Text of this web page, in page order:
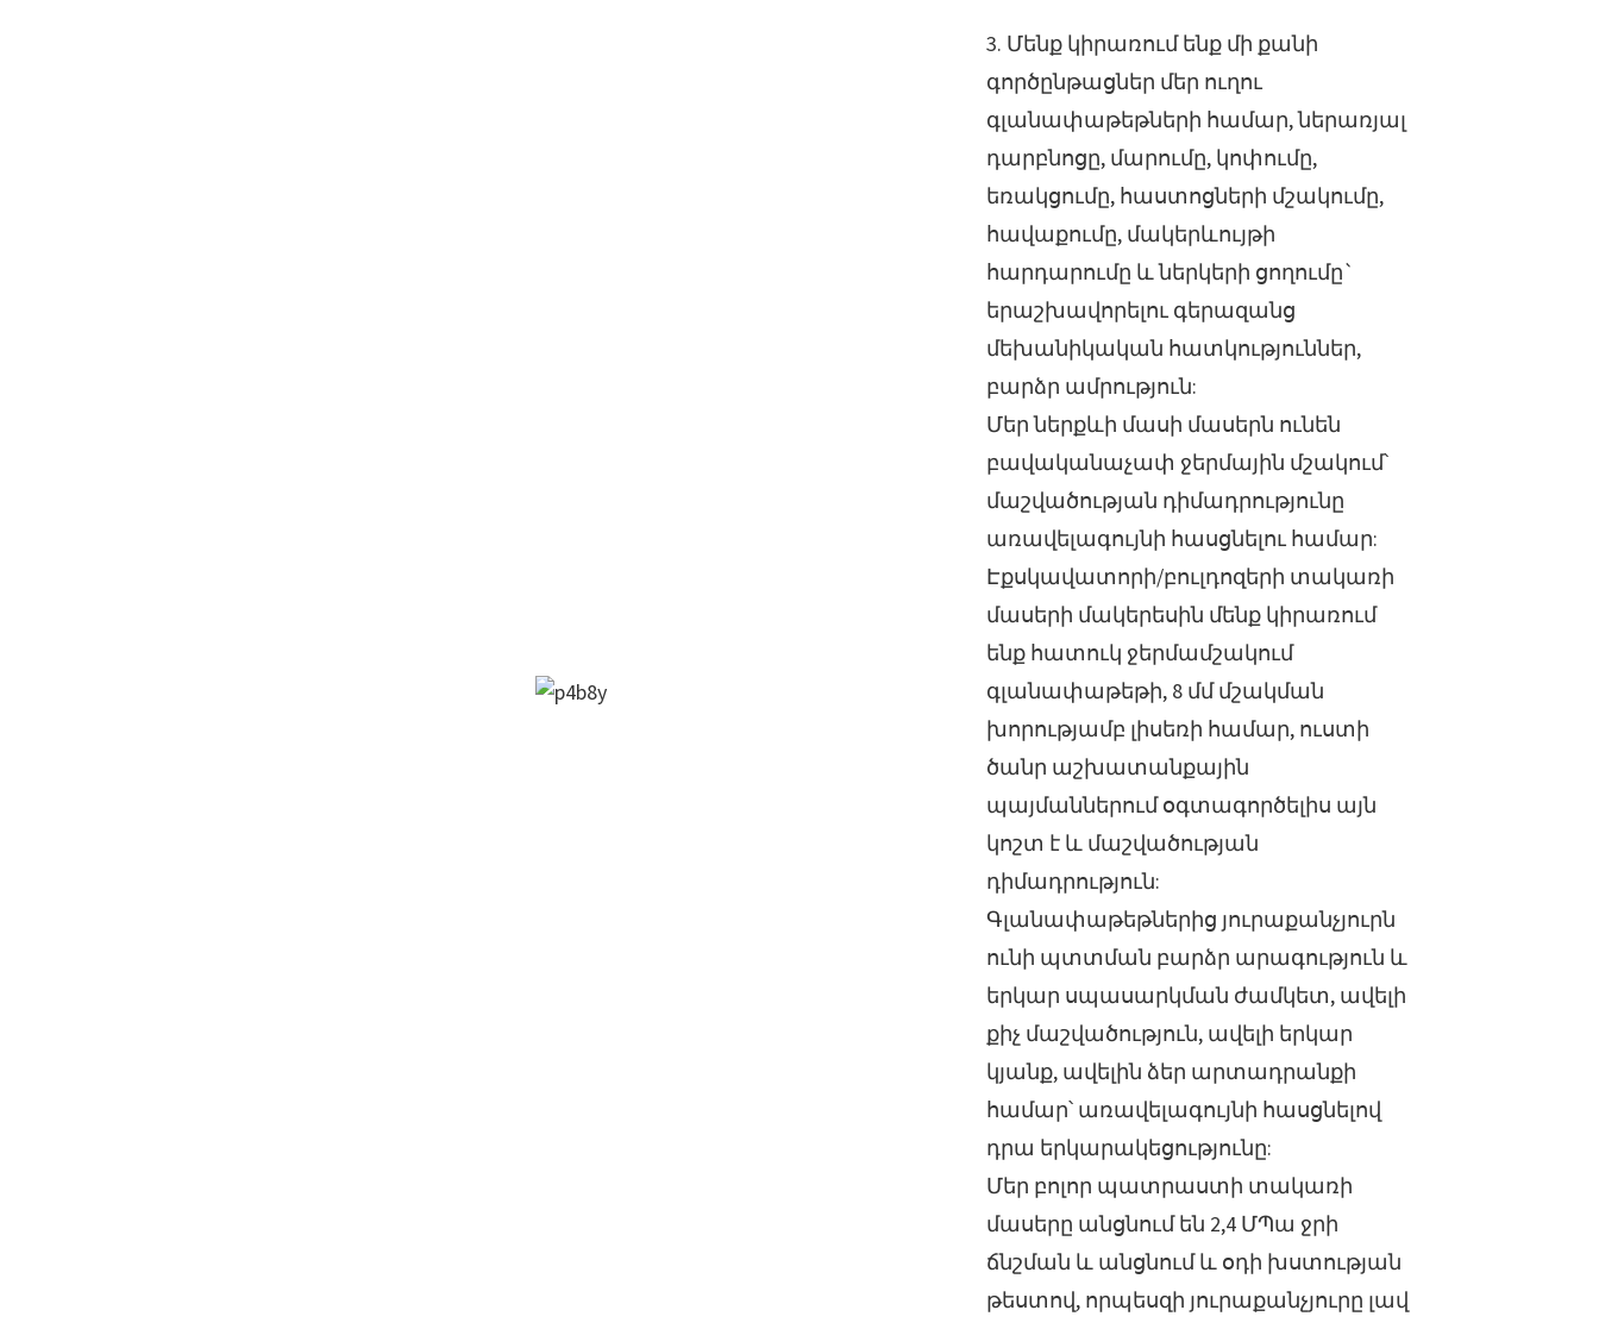
3. Մենք կիրառում ենք մի քանի
գործընթացներ մեր ուղու
գլանափաթեթների համար, ներառյալ
դարբնոցը, մարումը, կոփումը,
եռակցումը, հաստոցների մշակումը,
հավաքումը, մակերևույթի
հարդարումը և ներկերի ցողումը`
երաշխավորելու գերազանց
մեխանիկական հատկություններ,
բարձր ամրություն:
Մեր ներքևի մասի մասերն ունեն
բավականաչափ ջերմային մշակում՝
մաշվածության դիմադրությունը
առավելագույնի հասցնելու համար:
Էքսկավատորի/բուլդոզերի տակառի
մասերի մակերեսին մենք կիրառում
ենք հատուկ ջերմամշակում
գլանափաթեթի, 8 մմ մշակման
խորությամբ լիսեռի համար, ուստի
ծանր աշխատանքային
պայմաններում օգտագործելիս այն
կոշտ է և մաշվածության
դիմադրություն:
Գլանափաթեթներից յուրաքանչյուրն
ունի պտտման բարձր արագություն և
երկար սպասարկման ժամկետ, ավելի
քիչ մաշվածություն, ավելի երկար
կյանք, ավելին ձեր արտադրանքի
համար՝ առավելագույնի հասցնելով
դրա երկարակեցությունը:
Մեր բոլոր պատրաստի տակառի
մասերը անցնում են 2,4 ՄՊա ջրի
ճնշման և անցնում և օդի խստության
թեստով, որպեսզի յուրաքանչյուրը լավ